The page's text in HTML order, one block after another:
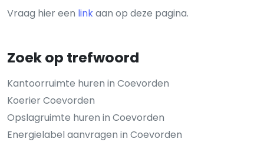
Vraag hier een linkaan op deze pagina.
Zoek op trefwoord
Kantoorruimte huren in Coevorden
Koerier Coevorden
Opslagruimte huren in Coevorden
Energielabel aanvragen in Coevorden